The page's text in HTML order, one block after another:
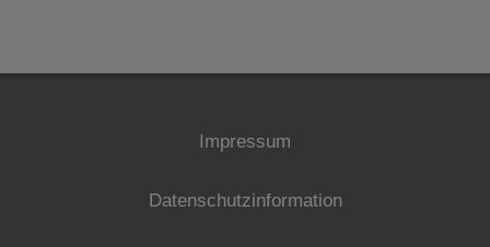
Impressum
Datenschutzinformation